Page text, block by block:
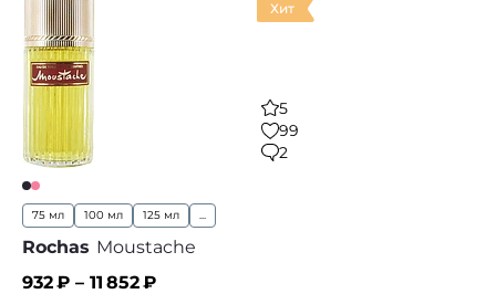
Хит
5
99
2
75 мл 100 мл 125 мл ...
Rochas Moustache
932₽ – 11 852₽